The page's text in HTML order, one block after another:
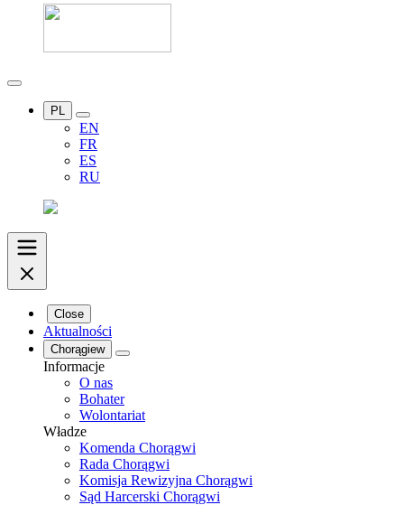
PL
EN
FR
ES
RU
Close
Aktualności
Chorągiew
Informacje
O nas
Bohater
Wolontariat
Władze
Komenda Chorągwi
Rada Chorągwi
Komisja Rewizyjna Chorągwi
Sąd Harcerski Chorągwi